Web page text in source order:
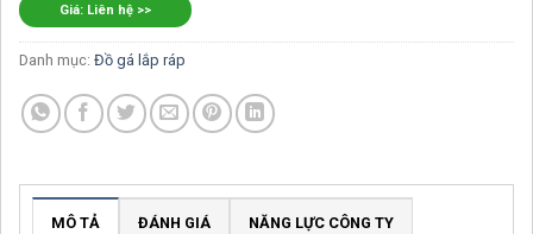
Giá: Liên hệ >>
Danh mục: Đồ gá lắp ráp
MÔ TẢ ĐÁNH GIÁ NĂNG LỰC CÔNG TY